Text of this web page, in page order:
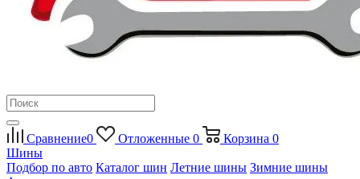
Сравнение0 Отложенные 0 Корзина 0
Шины
Подбор по авто Каталог шин Летние шины Зимние шины